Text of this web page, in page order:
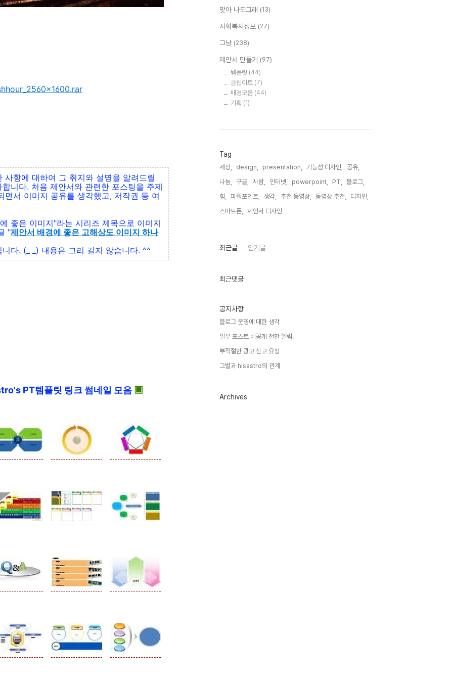
항에 대하여 그 취지와 설명을 알려드릴
니다. 처음 제안서와 관련한 포스팅을 주제
서 이미지 공유를 생각했고, 저작권 등 여
좋은 이미지"라는 시리즈 제목으로 이미지
"제안서 배경에 좋은 고해상도 이미지 하나
다. (_ _) 내용은 그리 길지 않습니다. ^^
PT템플릿 링크 썸네일 모음 ▣
맞아 나도그래 (13)
사회복지정보 (27)
그냥 (238)
제안서 만들기 (97)
템플릿 (44)
클립아트 (7)
배경모음 (44)
기획 (1)
Tag
세상, design, presentation, 기능성 디자인,
공유,
나눔,
구글, 사람, 인터넷, powerpoint, PT,
블로그,
힘,
파워포인트, 생각, 추천 동영상, 동영상 추천,
디자인,
스마트폰,
제안서 디자인,
최
인
최근글 인기글
최근댓글
공지사항
블로그 운영에 대한 생각
일부 포스트 비공개 전환 알림.
부적절한 광고 신고 요청
그별과 hisastro의 관계
Archives